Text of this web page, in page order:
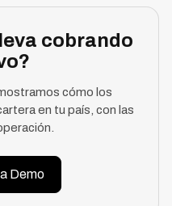
cobrando
cómo los
en tu país, con las
Demo